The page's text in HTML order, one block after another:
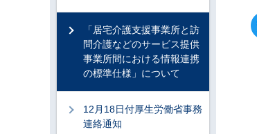
「居宅介護支援事業所と訪
問介護などのサービス提供
事業所間における情報連携
の標準仕様」について
12月18日付厚生労働省事務
連絡通知